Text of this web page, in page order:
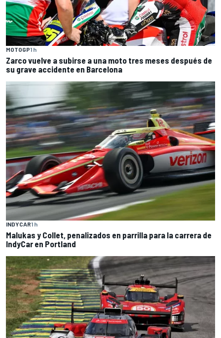
MOTOGP1 h
Zarco vuelve a subirse a una moto tres meses después de
su grave accidente en Barcelona
INDYCAR1 h
Malukas y Collet, penalizados en parrilla para la carrera de
IndyCar en Portland